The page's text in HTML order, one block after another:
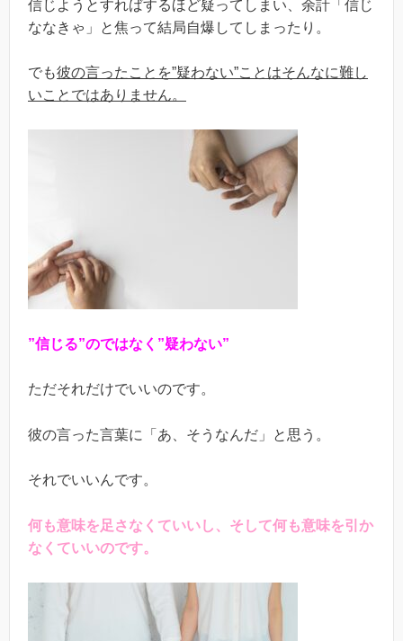
信じようとすればするほど疑ってしまい、余計「信じ
ななきゃ」と焦って結局自爆してしまったり。
でも彼の言ったことを”疑わない”ことはそんなに難し
いことではありません。
”信じる”のではなく”疑わない”
ただそれだけでいいのです。
彼の言った言葉に「あ、そうなんだ」と思う。
それでいいんです。
何も意味を足さなくていいし、そして何も意味を引か
なくていいのです。